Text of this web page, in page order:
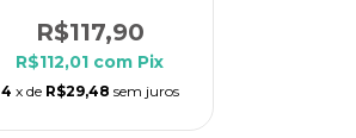
R$117,90
R$112,01 com Pix
4 x de R$29,48 sem juros